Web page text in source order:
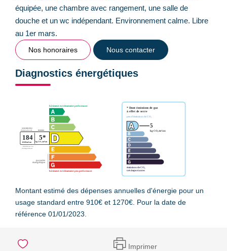
équipée, une chambre avec rangement, une salle de
douche et un wc indépendant. Environnement calme. Libre
au 1er mars.
Nos honoraires Nous contacter
Diagnostics énergétiques
Montant estimé des dépenses annuelles d'énergie pour un
usage standard entre 910€ et 1270€. Pour la date de
référence 01/01/2023.
Imprimer